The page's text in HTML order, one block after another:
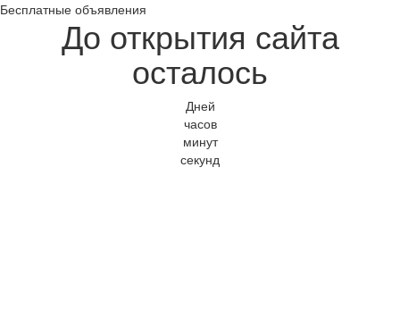
Бесплатные объявления
До открытия сайта
осталось
Дней
часов
минут
секунд